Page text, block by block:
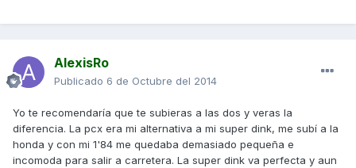
AlexisRo
Publicado 6 de Octubre del 2014
Yo te recomendaría que te subieras a las dos y veras la
diferencia. La pcx era mi alternativa a mi super dink, me subí a la
honda y con mi 1'84 me quedaba demasiado pequeña e
incomoda para salir a carretera. La super dink va perfecta y aun